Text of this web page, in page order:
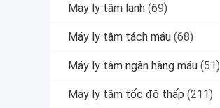
Máy ly tâm lạnh (69)
Máy ly tâm tách máu (68)
Máy ly tâm ngân hàng máu (51)
Máy ly tâm tốc độ thấp (211)